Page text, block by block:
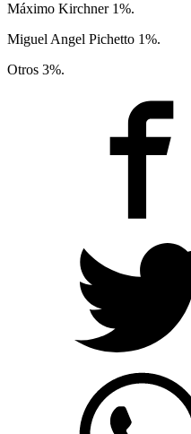
Máximo Kirchner 1%.
Miguel Angel Pichetto 1%.
Otros 3%.